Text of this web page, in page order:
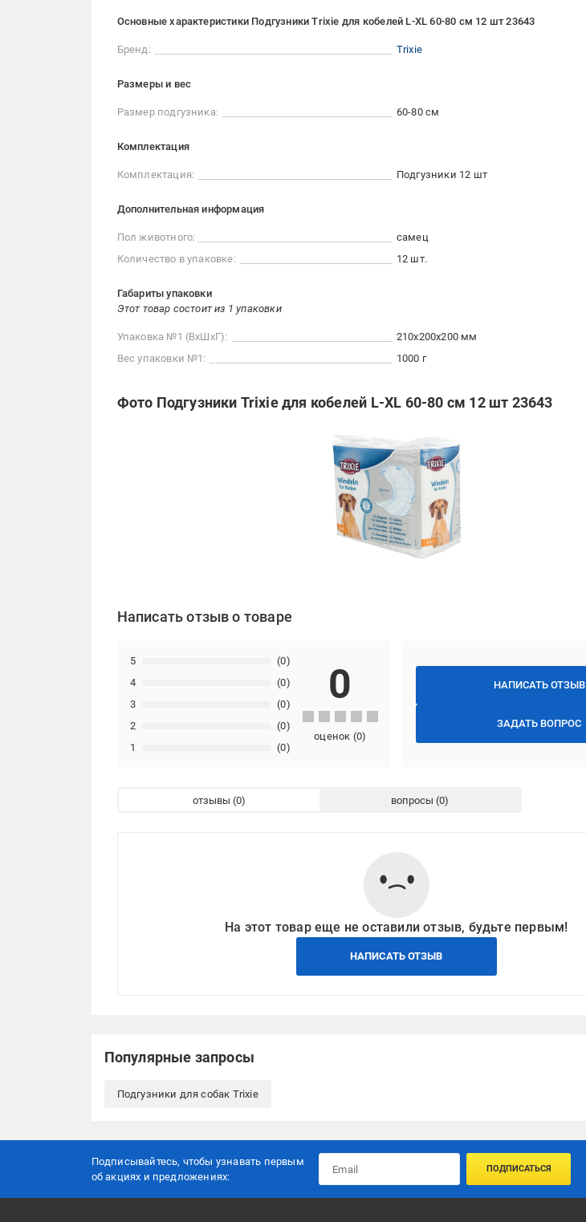
Основные характеристики Подгузники Trixie для кобелей L-XL 60-80 см 12 шт 23643
Бренд: Trixie
Размеры и вес
Размер подгузника: 60-80 см
Комплектация
Комплектация: Подгузники 12 шт
Дополнительная информация
Пол животного:
самец
Количество в упаковке:
12 шт.
Габариты упаковки
Этот товар состоит из 1 упаковки
Упаковка №1 (ВхШхГ):
210x200x200 мм
Вес упаковки №1:
1000 г
Фото Подгузники Trixie для кобелей L-XL 60-80 см 12 шт 23643
Написать отзыв о товаре
НАПИСАТЬ ОТЗЫВ
ЗАДАТЬ ВОПРОС
1 (0)
2 (0)
3 (0)
4 (0)
5 (0)
0
оценок (0)
отзывы вопросы
На этот товар еще не оставили отзыв, будьте первым!
НАПИСАТЬ ОТЗЫВ
Популярные запросы
Подгузники для собак Trixie
Подписывайтесь, чтобы узнавать первым
об акцияx и предложениях:
ПОДПИСАТЬСЯ